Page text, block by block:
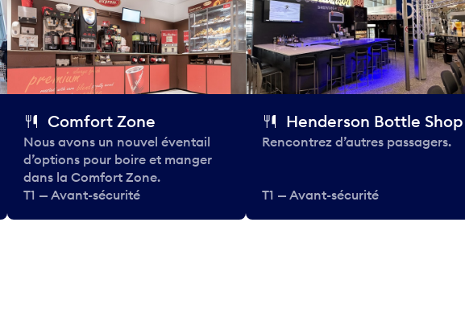
Comfort Zone
Nous avons un nouvel éventail
d’options pour boire et manger
dans la Comfort Zone.
T1 — Avant-sécurité
Henderson Bottle Shop
Rencontrez d’autres passagers.
T1 — Avant-sécurité